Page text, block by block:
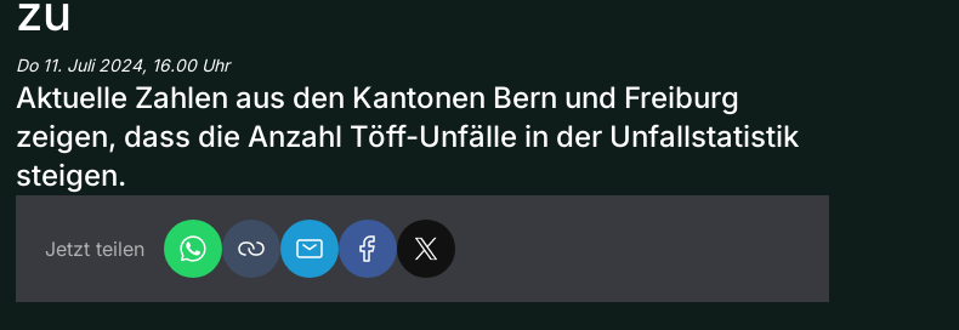
zu
Do 11. Juli 2024, 16.00 Uhr
Aktuelle Zahlen aus den Kantonen Bern und Freiburg
zeigen, dass die Anzahl Töff-Unfälle in der Unfallstatistik
steigen.
Jetzt teilen